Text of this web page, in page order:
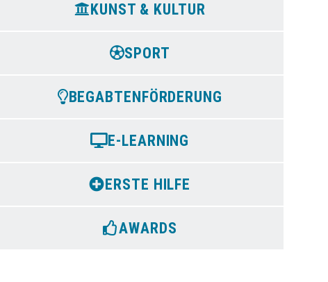
KUNST & KULTUR
SPORT
BEGABTENFÖRDERUNG
E-LEARNING
ERSTE HILFE
AWARDS